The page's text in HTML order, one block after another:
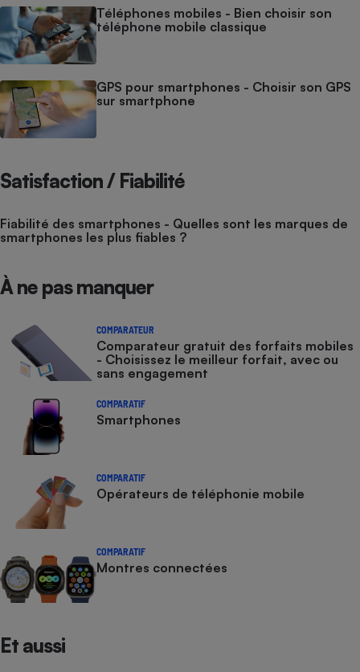
Téléphones mobiles - Bien choisir son
téléphone mobile classique
GPS pour smartphones - Choisir son GPS
sur smartphone
Satisfaction / Fiabilité
Fiabilité des smartphones - Quelles sont les marques de
smartphones les plus fiables ?
À ne pas manquer
COMPARATEUR
Comparateur gratuit des forfaits mobiles
- Choisissez le meilleur forfait, avec ou
sans engagement
COMPARATIF
Smartphones
COMPARATIF
Opérateurs de téléphonie mobile
COMPARATIF
Montres connectées
Et aussi